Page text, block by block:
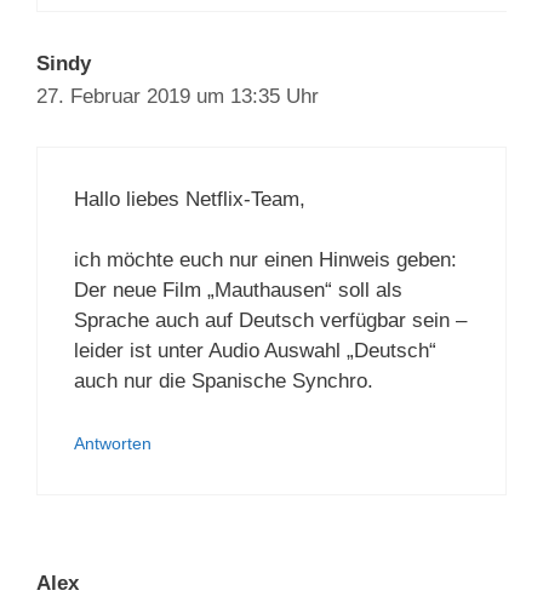
Sindy
27. Februar 2019 um 13:35 Uhr
Hallo liebes Netflix-Team,
ich möchte euch nur einen Hinweis geben:
Der neue Film „Mauthausen“ soll als
Sprache auch auf Deutsch verfügbar sein –
leider ist unter Audio Auswahl „Deutsch“
auch nur die Spanische Synchro.
Antworten
Alex